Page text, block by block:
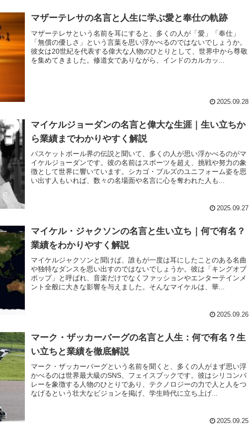
マザーテレサの名言と人生に学ぶ愛と奉仕の軌跡
マザーテレサという名前を耳にすると、多くの人が「愛」「奉仕」
「無償の優しさ」という言葉を思い浮かべるのではないでしょうか。
彼女は20世紀を代表する偉大な人物のひとりとして、世界中から尊敬
を集めてきました。修道女でありながら、インドのカルカッ...
2025.09.28
マイケルジョーダンの名言と偉大な生涯｜生い立ちか
ら業績までわかりやすく解説
バスケットボール界の伝説と聞いて、多くの人が思い浮かべるのがマ
イケルジョーダンです。彼の名前はスポーツを超え、挑戦や努力の象
徴として世界に響いています。シカゴ・ブルズのユニフォーム姿を思
い出す人もいれば、数々の名場面や名言に心を奪われた人も...
2025.09.27
マイケル・ジャクソンの名言と生い立ち｜何で有名？
業績をわかりやすく解説
マイケルジャクソンと聞けば、誰もが一度は耳にしたことのある名曲
や独特なダンスを思い出すのではないでしょうか。彼は「キングオブ
ポップ」と呼ばれ、音楽だけでなくファッションやエンターテインメ
ント全般に大きな影響を与えました。そんなマイケルは、華...
2025.09.26
マーク・ザッカーバーグの名言と人生：何で有名？生
い立ちと業績を徹底解説
マーク・ザッカーバーグという名前を聞くと、多くの人がまず思い浮
かべるのは世界最大級のSNS、フェイスブックです。彼はシリコンバ
レーを象徴する人物のひとりであり、テクノロジーの力で人と人をつ
なげるという壮大なビジョンを掲げ、学生時代に立ち上げ...
2025.09.25